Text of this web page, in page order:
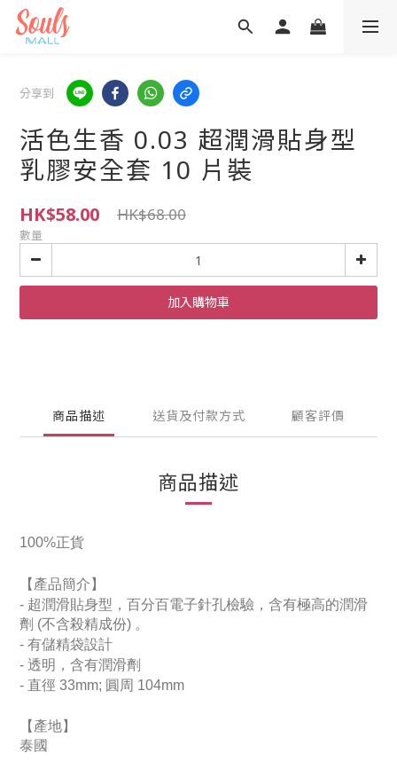
分享到
活色生香 0.03 超潤滑貼身型
乳膠安全套 10 片裝
HK$58.00 HK$68.00
數量
加入購物車
商品描述 送貨及付款方式 顧客評價
商品描述
100%正貨
【產品簡介】
- 超潤滑貼身型，百分百電子針孔檢驗，含有極高的潤滑
劑 (不含殺精成份) 。
- 有儲精袋設計
- 透明，含有潤滑劑
- 直徑 33mm; 圓周 104mm
【產地】
泰國